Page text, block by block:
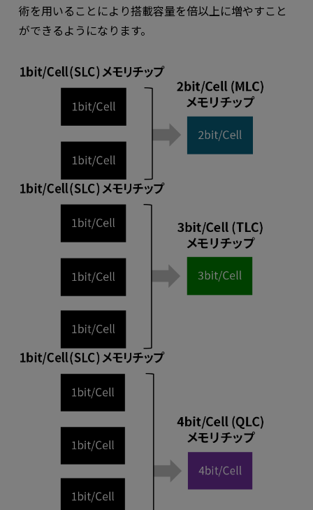
術を用いることにより搭載容量を倍以上に増やすこと
ができるようになります。